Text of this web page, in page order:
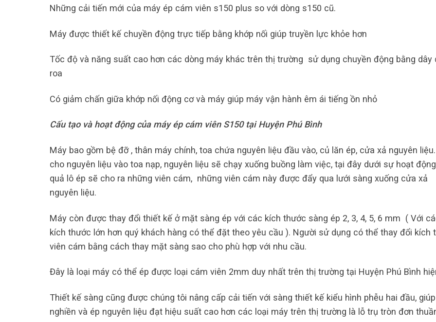
Những cải tiến mới của máy ép cám viên s150 plus so với dòng s150 cũ.
Máy được thiết kế chuyền động trực tiếp bằng khớp nối giúp truyền lực khỏe hơn
Tốc độ và năng suất cao hơn các dòng máy khác trên thị trường sử dụng chuyền động bằng dây
roa
Có giảm chấn giữa khớp nối động cơ và máy giúp máy vận hành êm ái tiếng ồn nhỏ
Cấu tạo và hoạt động của máy ép cám viên S150 tại Huyện Phú Bình
Máy bao gồm bệ đỡ , thân máy chính, toa chứa nguyên liệu đầu vào, củ lăn ép, cửa xả nguyên
cho nguyên liệu vào toa nạp, nguyên liệu sẽ chạy xuống buồng làm việc, tại đây dưới sự hoạt
quả lô ép sẽ cho ra những viên cám, những viên cám này được đẩy qua lưới sàng xuống cửa xả
nguyên liệu.
Máy còn được thay đổi thiết kế ở mặt sàng ép với các kích thước sàng ép 2, 3, 4, 5, 6 mm ( Với
kích thước lớn hơn quý khách hàng có thể đặt theo yêu cầu ). Người sử dụng có thể thay đổi kích
viên cám bằng cách thay mặt sàng sao cho phù hợp với nhu cầu.
Đây là loại máy có thể ép được loại cám viên 2mm duy nhất trên thị trường tại Huyện Phú Bình
Thiết kế sàng cũng được chúng tôi nâng cấp cải tiến với sàng thiết kế kiểu hình phễu hai đầu, giúp
nghiền và ép nguyên liệu đạt hiệu suất cao hơn các loại máy trên thị trường là lỗ trụ tròn đơn